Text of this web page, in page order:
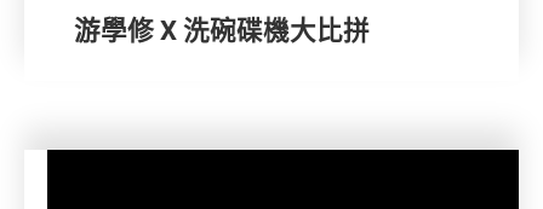
游學修 X 洗碗碟機大比拼